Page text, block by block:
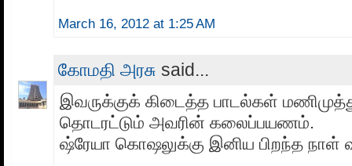
March 16, 2012 at 1:25 AM
கோமதி அரசு said...
இவருக்குக் கிடைத்த பாடல்கள்
தொடரட்டும் அவரின் கலைப்பயணம்.
ஷ்ரேயா கொஷலுக்கு இனிய பிறந்த நாள்